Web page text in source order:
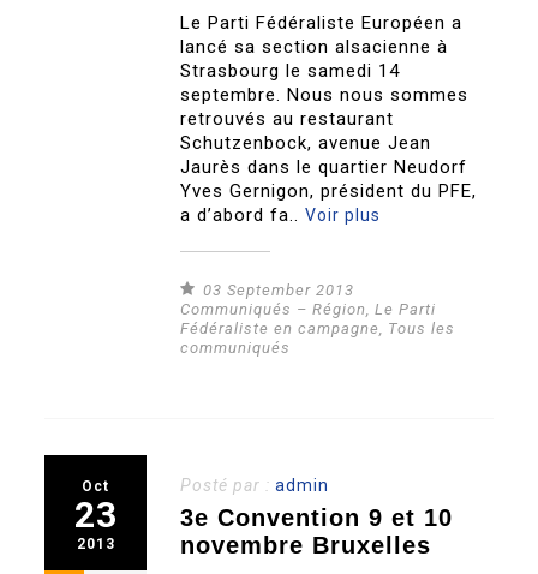
Le Parti Fédéraliste Européen a
lancé sa section alsacienne à
Strasbourg le samedi 14
septembre. Nous nous sommes
retrouvés au restaurant
Schutzenbock, avenue Jean
Jaurès dans le quartier Neudorf
Yves Gernigon, président du PFE,
a d’abord fa..Voir plus
03 September 2013
Communiqués – Région,Le Parti
Fédéraliste en campagne, Tous les
communiqués
Oct
23
2013
Posté par :admin
3e Convention 9 et 10
novembre Bruxelles